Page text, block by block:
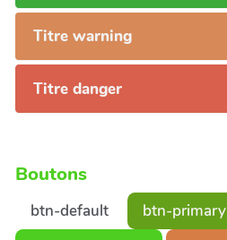
Titre warning
Titre danger
Boutons
btn-default
btn-primary